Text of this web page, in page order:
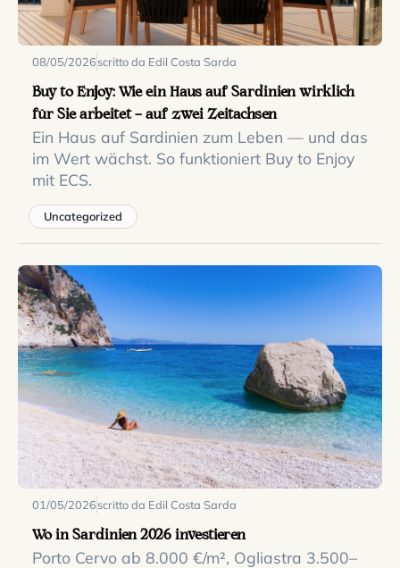
08/05/2026scritto da Edil Costa Sarda
Buy to Enjoy: Wie ein Haus auf Sardinien wirklich
für Sie arbeitet — auf zwei Zeitachsen
Ein Haus auf Sardinien zum Leben — und das
im Wert wächst. So funktioniert Buy to Enjoy
mit ECS.
Uncategorized
01/05/2026scritto da Edil Costa Sarda
Wo in Sardinien 2026 investieren
Porto Cervo ab 8.000 €/m², Ogliastra 3.500–